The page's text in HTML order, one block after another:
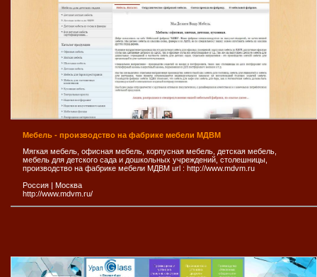
Мебель - производство на фабрике мебели МДВМ
Мягкая мебель, офисная мебель, корпусная мебель, детская мебель,
мебель для детского сада и дошкольных учреждений, столешницы,
производство на фабрике мебели МДВМ url : http://www.mdvm.ru
Россия | Москва
http://www.mdvm.ru/